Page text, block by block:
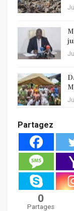
Partagez
0
Partages